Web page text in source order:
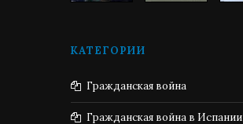
КАТЕГОРИИ
Гражданская война
Гражданская война в Испании